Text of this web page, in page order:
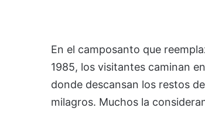
En el camposanto que
1985, los visitantes caminan
donde descansan los restos
milagros. Muchos la